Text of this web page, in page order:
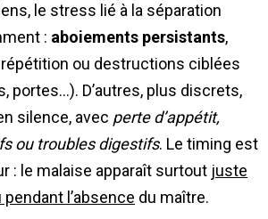
le stress lié à la séparation
: aboiements persistants,
ou destructions ciblées
portes…). D’autres, plus discrets,
silence, avec perte d’appétit,
ou troubles digestifs. Le timing est
: le malaise apparaît surtout juste
l’absence du maître.